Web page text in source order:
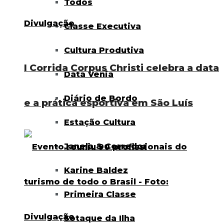
Todos
Classe Executiva
Cultura Produtiva
Data Venia
Diário de Bordo
Estação Cultura
Janela & Corredor
Karine Baldez
Primeira Classe
Sotaque da Ilha
I Corrida Corpus Christi celebra a data
e a prática esportiva em São Luís